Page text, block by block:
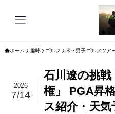
ホーム 趣味 ゴルフ 米・男子ゴルフツア
石川遼の挑
権」 PGA昇
ス紹介・天気
2026
7/14